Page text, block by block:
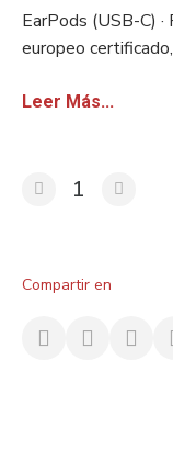
EarPods (USB-C)
europeo
Leer Más...
Compartir en